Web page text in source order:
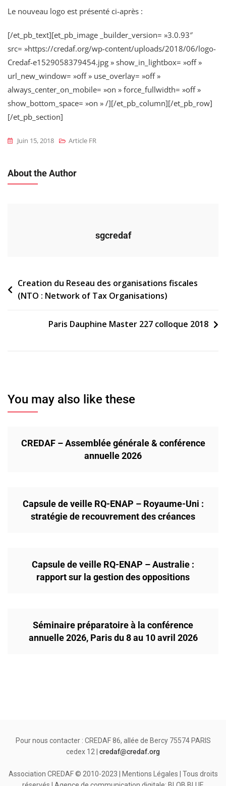
Le nouveau logo est présenté ci-après :
[/et_pb_text][et_pb_image _builder_version= »3.0.93″
src= »https://credaf.org/wp-content/uploads/2018/06/logo-
Credaf-e1529058379454.jpg » show_in_lightbox= »off »
url_new_window= »off » use_overlay= »off »
always_center_on_mobile= »on » force_fullwidth= »off »
show_bottom_space= »on » /][/et_pb_column][/et_pb_row]
[/et_pb_section]
Juin 15, 2018 Article FR
About the Author
sgcredaf
Navigation
de
Creation du Reseau des organisations fiscales
(NTO : Network of Tax Organisations)
Paris Dauphine Master 227 colloque 2018
You may also like these
CREDAF – Assemblée générale & conférence
annuelle 2026
Capsule de veille RQ-ENAP – Royaume-Uni :
stratégie de recouvrement des créances
Capsule de veille RQ-ENAP – Australie :
rapport sur la gestion des oppositions
Séminaire préparatoire à la conférence
annuelle 2026, Paris du 8 au 10 avril 2026
Pour nous contacter : CREDAF 86, allée de Bercy 75574 PARIS
cedex 12 | credaf@credaf.org
Association CREDAF © 2010-2023 | Mentions Légales | Tous droits